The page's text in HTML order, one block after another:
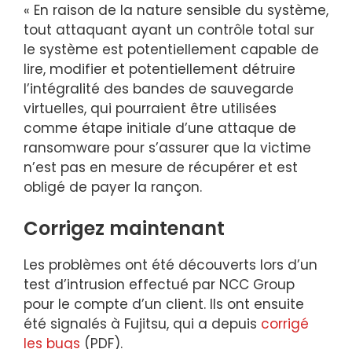
« En raison de la nature sensible du système,
tout attaquant ayant un contrôle total sur
le système est potentiellement capable de
lire, modifier et potentiellement détruire
l’intégralité des bandes de sauvegarde
virtuelles, qui pourraient être utilisées
comme étape initiale d’une attaque de
ransomware pour s’assurer que la victime
n’est pas en mesure de récupérer et est
obligé de payer la rançon.
Corrigez maintenant
Les problèmes ont été découverts lors d’un
test d’intrusion effectué par NCC Group
pour le compte d’un client. Ils ont ensuite
été signalés à Fujitsu, qui a depuis corrigé
les bugs (PDF).